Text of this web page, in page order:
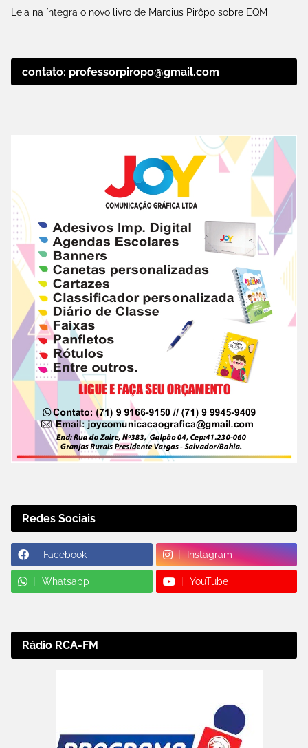
Leia na íntegra o novo livro de Marcius Pirôpo sobre EQM
contato: professorpiropo@gmail.com
Redes Sociais
Facebook Instagram
Whatsapp YouTube
Rádio RCA-FM